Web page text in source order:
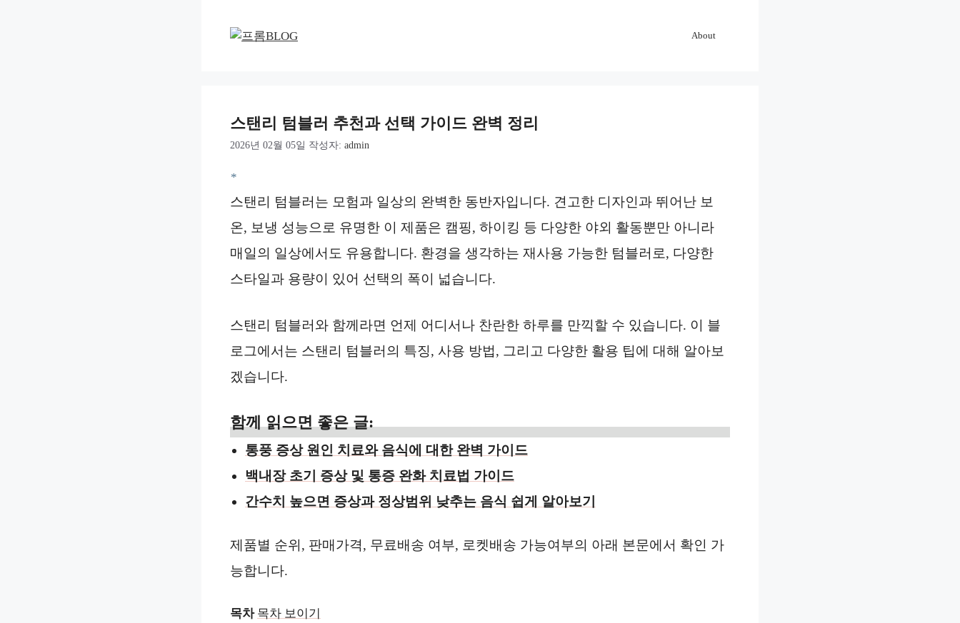
About
스탠리 텀블러 추천과 선택 가이드 완벽 정리
2026년 02월 05일 작성자: admin
*
스탠리 텀블러는 모험과 일상의 완벽한 동반자입니다. 견고한 디자인과 뛰어난 보
온, 보냉 성능으로 유명한 이 제품은 캠핑, 하이킹 등 다양한 야외 활동뿐만 아니라
매일의 일상에서도 유용합니다. 환경을 생각하는 재사용 가능한 텀블러로, 다양한
스타일과 용량이 있어 선택의 폭이 넓습니다.
스탠리 텀블러와 함께라면 언제 어디서나 찬란한 하루를 만끽할 수 있습니다. 이 블
로그에서는 스탠리 텀블러의 특징, 사용 방법, 그리고 다양한 활용 팁에 대해 알아보
겠습니다.
함께 읽으면 좋은 글:
통풍 증상 원인 치료와 음식에 대한 완벽 가이드
백내장 초기 증상 및 통증 완화 치료법 가이드
간수치 높으면 증상과 정상범위 낮추는 음식 쉽게 알아보기
제품별 순위, 판매가격, 무료배송 여부, 로켓배송 가능여부의 아래 본문에서 확인 가
능합니다.
목차 목차 보이기